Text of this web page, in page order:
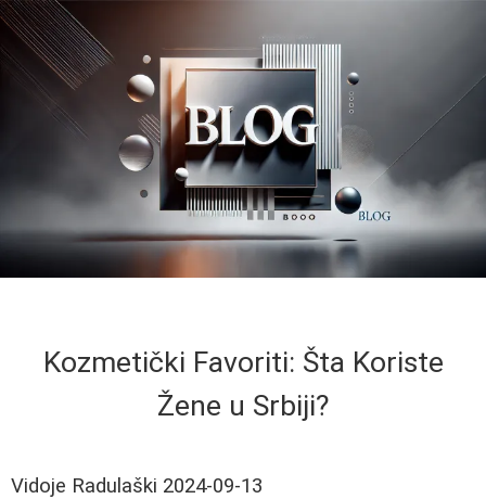
Kozmetički Favoriti: Šta Koriste
Žene u Srbiji?
Vidoje Radulaški 2024-09-13